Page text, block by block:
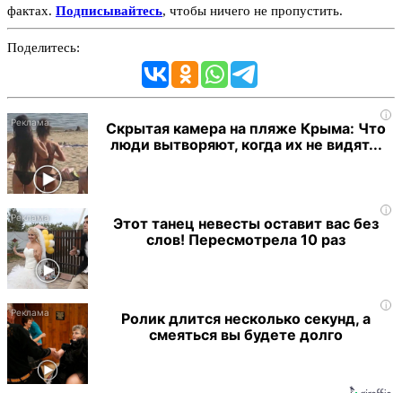
фактах. Подписывайтесь, чтобы ничего не пропустить.
Поделитесь:
i
Скрытая камера на пляже Крыма: Что
люди вытворяют, когда их не видят...
i
Этот танец невесты оставит вас без
слов! Пересмотрела 10 раз
i
Ролик длится несколько секунд, а
смеяться вы будете долго